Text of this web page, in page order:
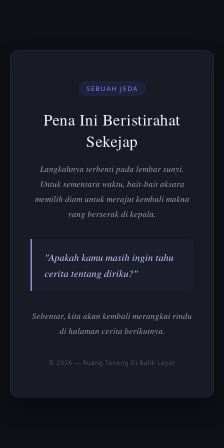
SEBUAH JEDA
Pena Ini Beristirahat
Sekejap
Langkahnya terhenti pada lembar sunyi.
Untuk sementara waktu, bait-bait aksara
memilih diam untuk merajut kembali makna
yang berserak di kepala.
"Apakah kamu masih ingin tahu
cerita tentang diriku?"
Sebentar, kita akan kembali merangkai rindu
di halaman cerita berikutnya.
© 2026 — Ruang Tenang Di Balik Layar